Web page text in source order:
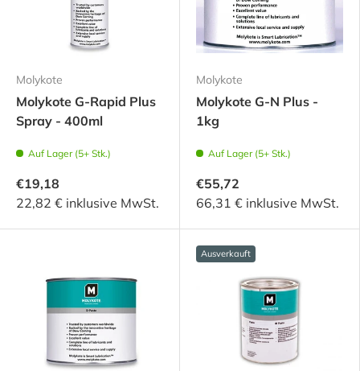
Molykote
Molykote G-Rapid Plus
Spray - 400ml
Auf Lager (5+ Stk.)
€19,18
22,82 € inklusive MwSt.
Molykote
Molykote G-N Plus -
1kg
Auf Lager (5+ Stk.)
€55,72
66,31 € inklusive MwSt.
Ausverkauft